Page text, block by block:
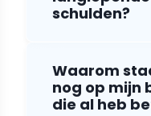
schulden?
Waarom
nog op mijn
die al heb